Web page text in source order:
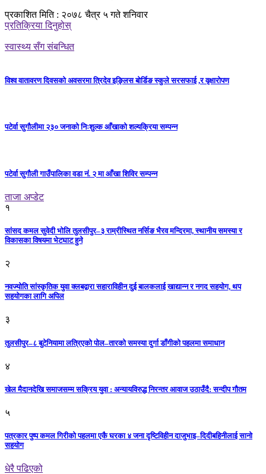
प्रकाशित मिति : २०७८ चैत्र ५ गते शनिवार
प्रतिक्रिया दिनुहोस्
स्वास्थ्य सँग संबन्धित
विश्व वातावरण दिवसको अवसरमा त्रिदेव इङ्लिस बोर्डिङ स्कुले सरसफाई ,र वृक्षारोपण
पटेर्वा सुगौलीमा २३० जनाको निःशुल्क आँखाको शल्यक्रिया सम्पन्न
पटेर्वा सुगौली गाउँपालिका वडा नं. २ मा आँखा शिविर सम्पन्न
ताजा अप्डेट
१
सांसद कमल सुवेदी भोलि तुलसीपुर–३ राम्रीस्थित नर्सिङ भैरव मन्दिरमा, स्थानीय समस्या र
विकासका विषयमा भेटघाट हुने
२
नवज्योति सांस्कृतिक युवा क्लबद्वारा सहाराविहीन दुई बालकलाई खाद्यान्न र नगद सहयोग, थप
सहयोगका लागि अपिल
३
तुलसीपुर–८ बुटेनियामा लत्रिएको पोल–तारको समस्या दुर्गा डाँगीको पहलमा समाधान
४
खेल मैदानदेखि समाजसम्म सक्रिय युवा : अन्यायविरुद्ध निरन्तर आवाज उठाउँदै: सन्दीप गौतम
५
पत्रकार पुष्प कमल गिरीको पहलमा एकै घरका ४ जना दृष्टिविहीन दाजुभाइ–दिदीबहिनीलाई सानो
सहयोग
धेरै पढिएको